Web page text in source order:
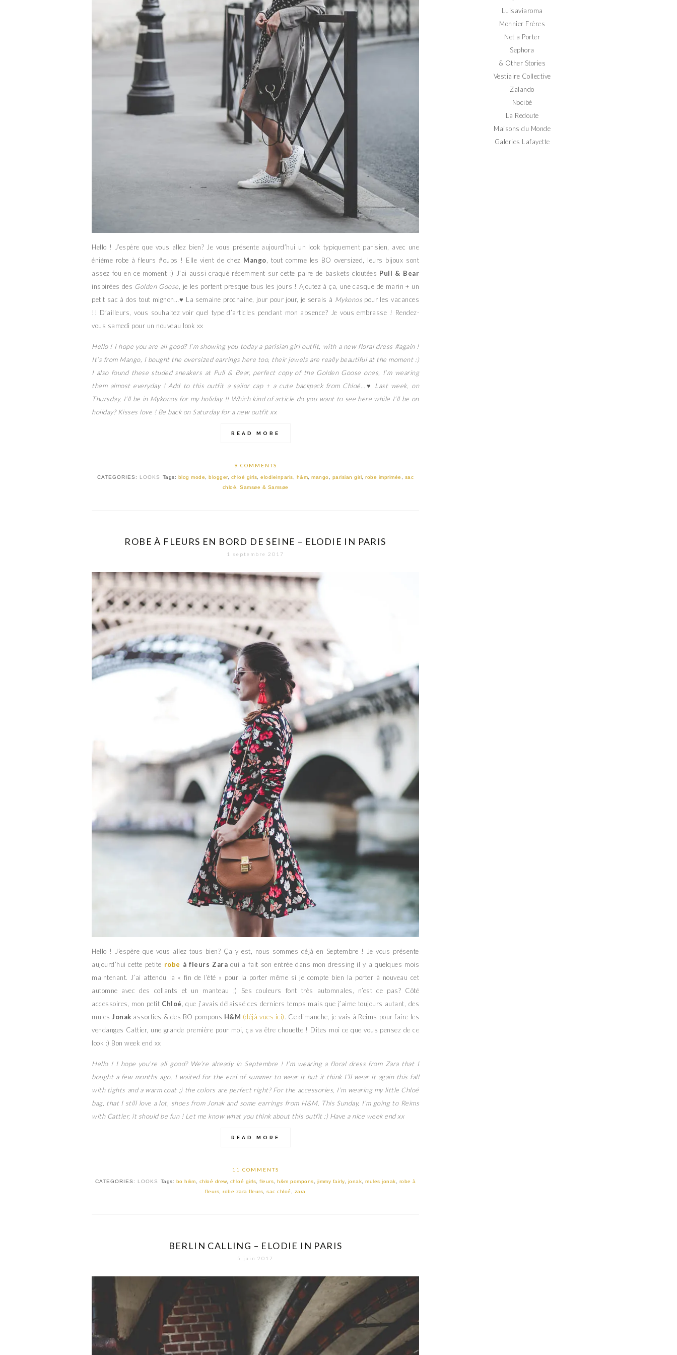
Hello ! J’espère que vous allez bien? Je vous présente aujourd’hui un look typiquement parisien, avec une
énième robe à fleurs #oups ! Elle vient de chez Mango , tout comme les BO oversized, leurs bijoux sont
assez fou en ce moment :) J’ai aussi craqué récemment sur cette paire de baskets cloutées Pull & Bear
inspirées des Golden Goose , je les portent presque tous les jours ! Ajoutez à ça, une casque de marin + un
petit sac à dos tout mignon…♥ La semaine prochaine, jour pour jour, je serais à Mykonos pour les vacances
!! D’ailleurs, vous souhaitez voir quel type d’articles pendant mon absence? Je vous embrasse ! Rendez-
vous samedi pour un nouveau look xx
Hello ! I hope you are all good? I’m showing you today a parisian girl outfit, with a new floral dress #again !
It’s from Mango, I bought the oversized earrings here too, their jewels are really beautiful at the moment :)
I also found these studed sneakers at Pull & Bear, perfect copy of the Golden Goose ones, I’m wearing
them almost everyday ! Add to this outfit a sailor cap + a cute backpack from Chloé…
♥ Last week, on
Thursday, I’ll be in Mykonos for my holiday !! Which kind of article do you want to see here while I’ll be on
holiday? Kisses love ! Be back on Saturday for a new outfit xx
READ MORE
9 COMMENTS
CATEGORIES: LOOKS Tags: blog mode ,blogger, chloé girls ,elodieinparis h&m ,mango parisian girl ,robe imprimée
sac
chloé
Samsøe & Samsøe
ROBE À FLEURS EN BORD DE SEINE – ELODIE IN PARIS
1 septembre 2017
Hello ! J’espère que vous allez tous bien? Ça y est, nous sommes déjà en Septembre ! Je vous présente
aujourd’hui cette petite robe à fleurs Zara qui a fait son entrée dans mon dressing il y a quelques mois
maintenant. J’ai attendu la « fin de l’été » pour la porter même si je compte bien la porter à nouveau cet
automne avec des collants et un manteau ;) Ses couleurs font très automnales, n’est ce pas? Côté
accessoires, mon petit Chloé , que j’avais délaissé ces derniers temps mais que j’aime toujours autant, des
mules Jonak assorties & des BO pompons H&M (déjà vues ici). Ce dimanche, je vais à Reims pour faire les
vendanges Cattier, une grande première pour moi, ça va être chouette ! Dites moi ce que vous pensez de ce
look :) Bon week end xx
Hello ! I hope you’re all good? We’re already in Septembre ! I’m wearing a floral dress from Zara that I
bought a few months ago. I waited for the end of summer to wear it but it think I’ll wear it again this fall
with tights and a warm coat ;) the colors are perfect right? For the accessories, I’m wearing my little Chloé
bag, that I still love a lot, shoes from Jonak and some earrings from H&M. This Sunday, I’m going to Reims
with Cattier, it should be fun ! Let me know what you think about this outfit :) Have a nice week end xx
READ MORE
11 COMMENTS
CATEGORIES: LOOKS Tags: bo h&m chloé drew, chloé girls fleurs h&m pompons jimmy fairly, jonak mules jonak
robe à
fleurs ,robe zara fleurs ,sac chloé zara
BERLIN CALLING – ELODIE IN PARIS
5 juin 2017
Luisaviaroma
Monnier Frères
Net a Porter
Sephora
& Other Stories
Vestiaire Collective
Zalando
Nocibé
La Redoute
Maisons du Monde
Galeries Lafayette